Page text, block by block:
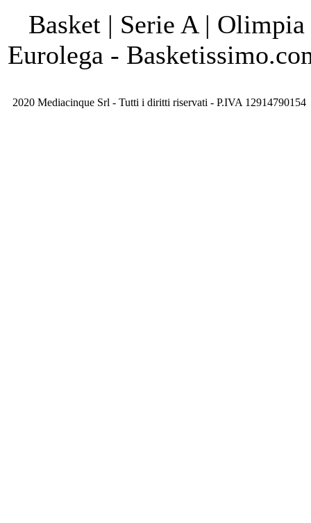
Basket | Serie A |
Eurolega -
2020 Mediacinque Srl - Tutti i diritti riservati - P.IVA 12914790154